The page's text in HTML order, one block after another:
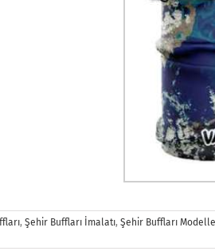
, Şehir Buffları İmalatı, Şehir Buffları